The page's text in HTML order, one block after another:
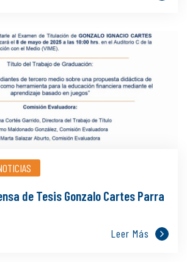
de Tesis Gonzalo Cartes Parra
Leer Más